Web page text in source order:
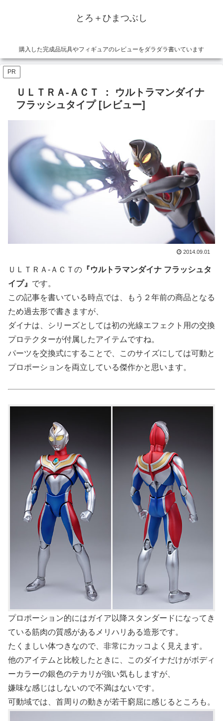
とろ＋ひまつぶし
購入した完成品玩具やフィギュアのレビューをダラダラ書いています
PR
ＵＬＴＲＡ‐ＡＣＴ ： ウルトラマンダイナ
フラッシュタイプ [レビュー]
2014.09.01
ＵＬＴＲＡ‐ＡＣＴの 『ウルトラマンダイナ フラッシュタ
イプ』 です。
この記事を書いている時点では、もう２年前の商品となる
ため過去形で書きますが、
ダイナは、シリーズとしては初の光線エフェクト用の交換
プロテクターが付属したアイテムですね。
パーツを交換式にすることで、このサイズにしては可動と
プロポーションを両立している傑作かと思います。
プロポーション的にはガイア以降スタンダードになってき
ている筋肉の質感があるメリハリある造形です。
たくましい体つきなので、非常にカッコよく見えます。
他のアイテムと比較したときに、このダイナだけがボディ
ーカラーの銀色のテカリが強い気もしますが、
嫌味な感じはしないので不満はないです。
可動域では、首周りの動きが若干窮屈に感じるところも。